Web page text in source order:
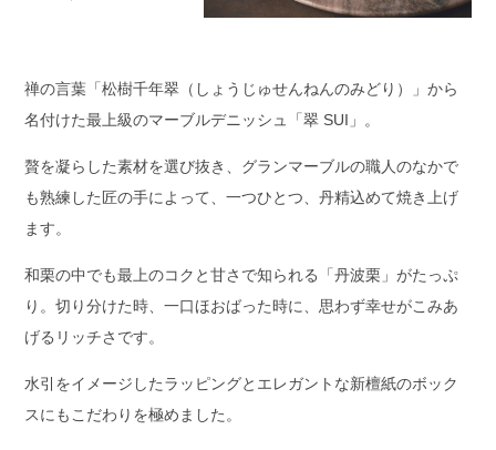
禅の言葉「松樹千年翠（しょうじゅせんねんのみどり）」から
名付けた最上級のマーブルデニッシュ「翠 SUI」。
贅を凝らした素材を選び抜き、グランマーブルの職人のなかで
も熟練した匠の手によって、一つひとつ、丹精込めて焼き上げ
ます。
和栗の中でも最上のコクと甘さで知られる「丹波栗」がたっぷ
り。切り分けた時、一口ほおばった時に、思わず幸せがこみあ
げるリッチさです。
水引をイメージしたラッピングとエレガントな新檀紙のボック
スにもこだわりを極めました。